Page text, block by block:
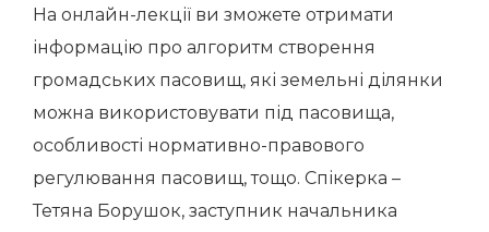
На онлайн-лекції ви зможете отримати
інформацію про алгоритм створення
громадських пасовищ, які земельні ділянки
можна використовувати під пасовища,
особливості нормативно-правового
регулювання пасовищ, тощо. Спікерка –
Тетяна Борушок, заступник начальника